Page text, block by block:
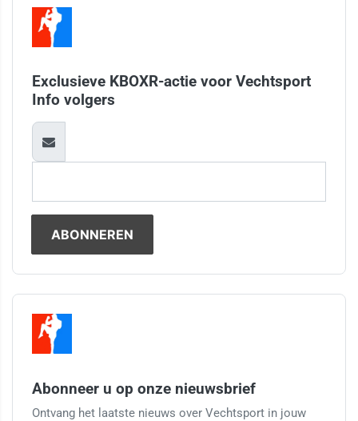
Exclusieve KBOXR-actie voor Vechtsport
Info volgers
Abonneer u op onze nieuwsbrief
Ontvang het laatste nieuws over Vechtsport in jouw